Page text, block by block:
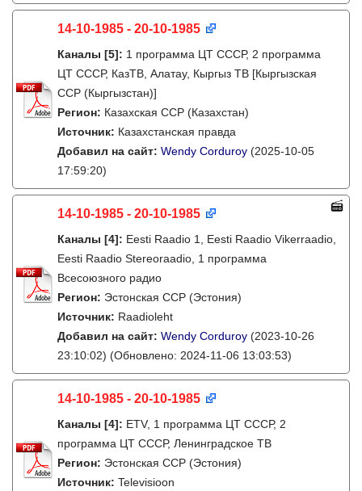
14-10-1985 - 20-10-1985
Каналы [5]: 1 программа ЦТ СССР, 2 программа
ЦТ СССР, КазТВ, Алатау, Кыргыз ТВ [Кыргызская
ССР (Кыргызстан)]
Регион: Казахская ССР (Казахстан)
Источник: Казахстанская правда
Добавил на сайт: Wendy Corduroy (2025-10-05
17:59:20)
14-10-1985 - 20-10-1985
Каналы [4]: Eesti Raadio 1, Eesti Raadio Vikerraadio,
Eesti Raadio Stereoraadio, 1 программа
Всесоюзного радио
Регион: Эстонская ССР (Эстония)
Источник: Raadioleht
Добавил на сайт: Wendy Corduroy (2023-10-26
23:10:02) (Обновлено: 2024-11-06 13:03:53)
14-10-1985 - 20-10-1985
Каналы [4]: ETV, 1 программа ЦТ СССР, 2
программа ЦТ СССР, Ленинградское ТВ
Регион: Эстонская ССР (Эстония)
Источник: Televisioon